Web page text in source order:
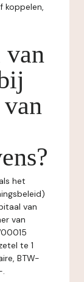
koppelen,
van
het
van
van
te 1
BTW-
.